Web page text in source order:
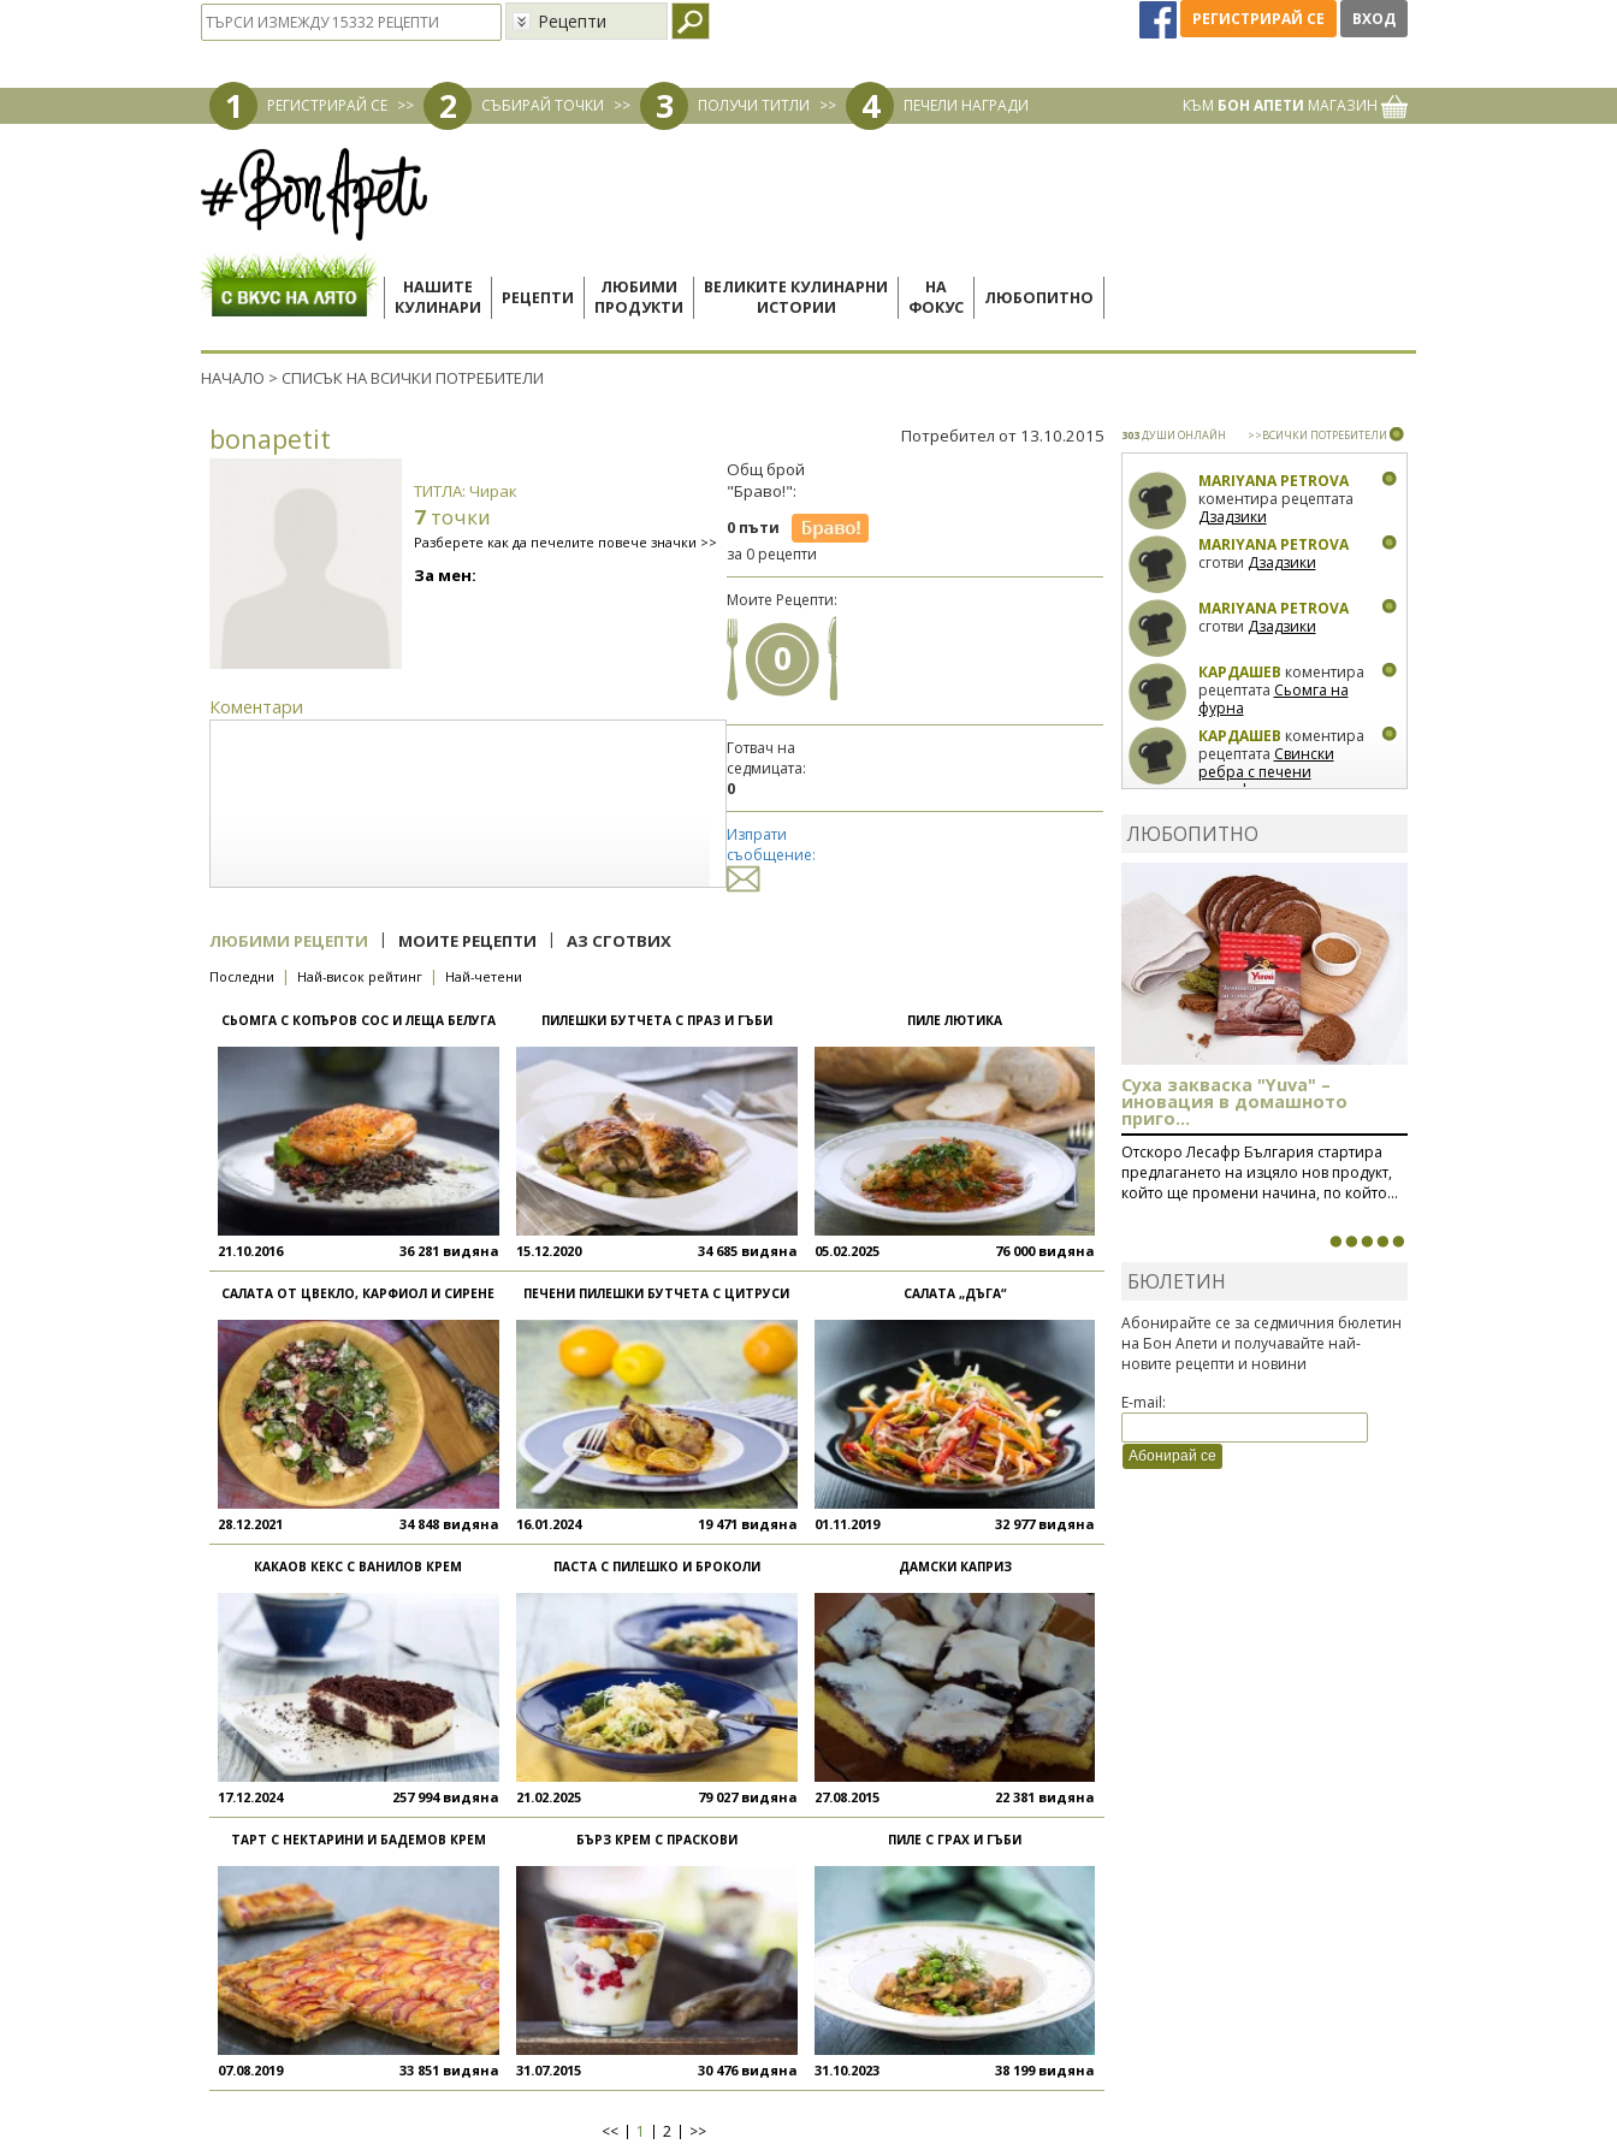
Рецепти РЕГИСТРИРАЙ СЕ ВХОД
1 РЕГИСТРИРАЙ СЕ >> 2 СЪБИРАЙ ТОЧКИ >> 3 ПОЛУЧИ ТИТЛИ >> 4 ПЕЧЕЛИ НАГРАДИ КЪМ БОН АПЕТИ МАГАЗИН
НАШИТЕ
КУЛИНАРИ
РЕЦЕПТИ
ЛЮБИМИ
ПРОДУКТИ
ВЕЛИКИТЕ КУЛИНАРНИ
ИСТОРИИ
НА
ФОКУС
ЛЮБОПИТНО
НАЧАЛО > СПИСЪК НА ВСИЧКИ ПОТРЕБИТЕЛИ
bonapetit Потребител от 13.10.2015
ТИТЛА: Чирак
7 точки
Разберете как да печелите повече значки >>
За мен:
Коментари
Общ брой
"Браво!":
0 пъти
за 0 рецепти
Моите Рецепти:
0
Готвач на
седмицата:
0
Изпрати
съобщение:
ЛЮБИМИ РЕЦЕПТИ | МОИТЕ РЕЦЕПТИ | АЗ СГОТВИХ
Последни | Най-висок рейтинг | Най-четени
СЬОМГА С КОПЪРОВ СОС И ЛЕЩА БЕЛУГА
21.10.2016 36 281 видяна
ПИЛЕШКИ БУТЧЕТА С ПРАЗ И ГЪБИ
15.12.2020 34 685 видяна
ПИЛЕ ЛЮТИКА
05.02.2025 76 000 видяна
САЛАТА ОТ ЦВЕКЛО, КАРФИОЛ И СИРЕНЕ
28.12.2021 34 848 видяна
ПЕЧЕНИ ПИЛЕШКИ БУТЧЕТА С ЦИТРУСИ
16.01.2024 19 471 видяна
САЛАТА „ДЪГА“
01.11.2019 32 977 видяна
КАКАОВ КЕКС С ВАНИЛОВ КРЕМ
17.12.2024 257 994 видяна
ПАСТА С ПИЛЕШКО И БРОКОЛИ
21.02.2025 79 027 видяна
ДАМСКИ КАПРИЗ
27.08.2015 22 381 видяна
ТАРТ С НЕКТАРИНИ И БАДЕМОВ КРЕМ
07.08.2019 33 851 видяна
БЪРЗ КРЕМ С ПРАСКОВИ
31.07.2015 30 476 видяна
ПИЛЕ С ГРАХ И ГЪБИ
31.10.2023 38 199 видяна
<< 1 2 >>
303ДУШИ ОНЛАЙН >>ВСИЧКИ ПОТРЕБИТЕЛИ
MARIYANA PETROVA
коментира рецептата
Дзадзики
MARIYANA PETROVA
сготви Дзадзики
MARIYANA PETROVA
сготви Дзадзики
КАРДАШЕВ коментира
рецептата Сьомга на
фурна
КАРДАШЕВ коментира
рецептата Свински
ребра с печени
картофи
лимон
коментира рецептата
Киноа със зеленчуци
ЛЮБОПИТНО
Суха закваска "Yuva" –
иновация в домашното
приго...
Отскоро Лесафр България стартира
предлагането на изцяло нов продукт,
който ще промени начина, по който...
БЮЛЕТИН
Абонирайте се за седмичния бюлетин
на Бон Апети и получавайте най-
новите рецепти и новини
E-mail: